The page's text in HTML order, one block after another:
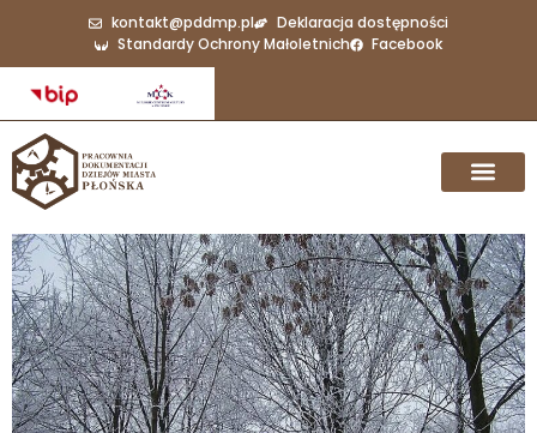
kontakt@pddmp.pl
Deklaracja dostępności
Standardy Ochrony Małoletnich
Facebook